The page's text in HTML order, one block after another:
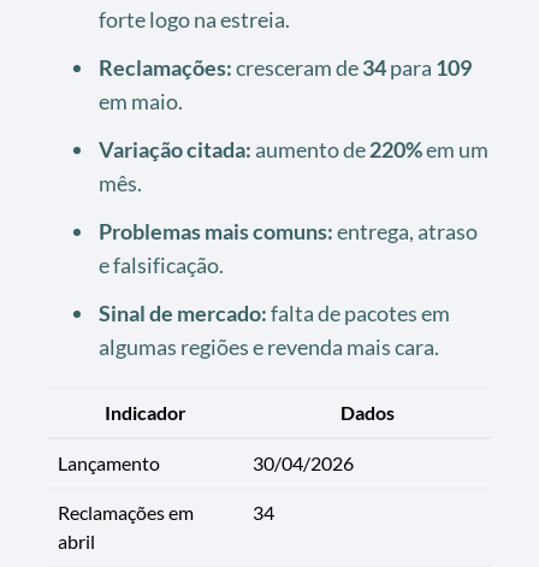
forte logo na estreia.
Reclamações:cresceram de34para 109
em maio.
Variação citada: aumento de220%em um
mês.
Problemas mais comuns:entrega, atraso
e falsificação.
Sinal de mercado:falta de pacotes em
algumas regiões e revenda mais cara.
Indicador Dados
Lançamento 30/04/2026
Reclamações em
abril
34